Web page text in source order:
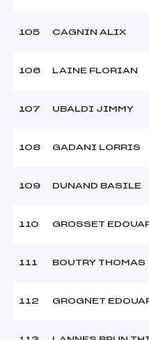
105 CAGNIN ALIX
106 LAINE FLORIAN
107 UBALDI JIMMY
108 GADANI LORRIS
109 DUNAND BASILE
110 GROSSET
111 BOUTRY THOMAS
112 GROGNET